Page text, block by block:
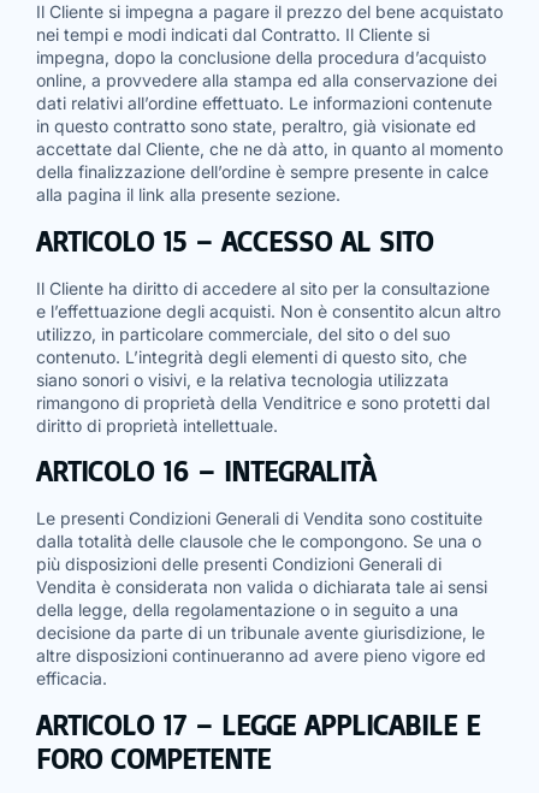
Il Cliente si impegna a pagare il prezzo del bene acquistato
nei tempi e modi indicati dal Contratto. Il Cliente si
impegna, dopo la conclusione della procedura d’acquisto
online, a provvedere alla stampa ed alla conservazione dei
dati relativi all’ordine effettuato. Le informazioni contenute
in questo contratto sono state, peraltro, già visionate ed
accettate dal Cliente, che ne dà atto, in quanto al momento
della finalizzazione dell’ordine è sempre presente in calce
alla pagina il link alla presente sezione.
ARTICOLO 15 – ACCESSO AL SITO
Il Cliente ha diritto di accedere al sito per la consultazione
e l’effettuazione degli acquisti. Non è consentito alcun altro
utilizzo, in particolare commerciale, del sito o del suo
contenuto. L’integrità degli elementi di questo sito, che
siano sonori o visivi, e la relativa tecnologia utilizzata
rimangono di proprietà della Venditrice e sono protetti dal
diritto di proprietà intellettuale.
ARTICOLO 16 – INTEGRALITÀ
Le presenti Condizioni Generali di Vendita sono costituite
dalla totalità delle clausole che le compongono. Se una o
più disposizioni delle presenti Condizioni Generali di
Vendita è considerata non valida o dichiarata tale ai sensi
della legge, della regolamentazione o in seguito a una
decisione da parte di un tribunale avente giurisdizione, le
altre disposizioni continueranno ad avere pieno vigore ed
efficacia.
ARTICOLO 17 – LEGGE APPLICABILE E
FORO COMPETENTE